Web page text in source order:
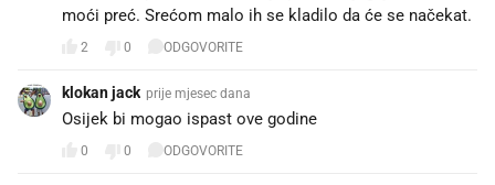
moći preć. Srećom malo ih se kladilo da će se načekat.
2 0 ODGOVORITE
klokan jack prije mjesec dana
Osijek bi mogao ispast ove godine
0 0 ODGOVORITE